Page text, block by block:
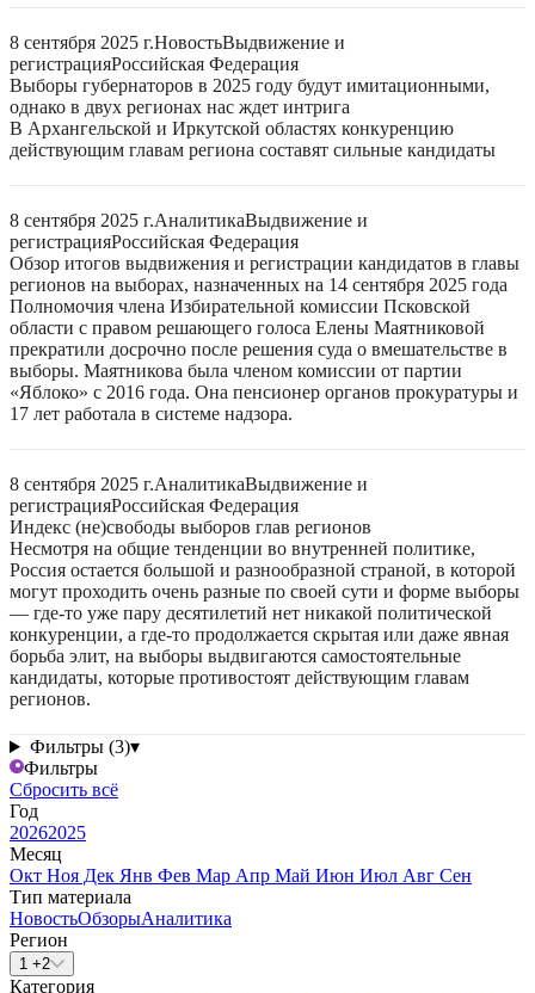
8 сентября 2025 г.НовостьВыдвижение и
регистрацияРоссийская Федерация
Выборы губернаторов в 2025 году будут имитационными,
однако в двух регионах нас ждет интрига
В Архангельской и Иркутской областях конкуренцию
действующим главам региона составят сильные кандидаты
8 сентября 2025 г.АналитикаВыдвижение и
регистрацияРоссийская Федерация
Обзор итогов выдвижения и регистрации кандидатов в главы
регионов на выборах, назначенных на 14 сентября 2025 года
Полномочия члена Избирательной комиссии Псковской
области с правом решающего голоса Елены Маятниковой
прекратили досрочно после решения суда о вмешательстве в
выборы. Маятникова была членом комиссии от партии
«Яблоко» с 2016 года. Она пенсионер органов прокуратуры и
17 лет работала в системе надзора.
8 сентября 2025 г.АналитикаВыдвижение и
регистрацияРоссийская Федерация
Индекс (не)свободы выборов глав регионов
Несмотря на общие тенденции во внутренней политике,
Россия остается большой и разнообразной страной, в которой
могут проходить очень разные по своей сути и форме выборы
— где-то уже пару десятилетий нет никакой политической
конкуренции, а где-то продолжается скрытая или даже явная
борьба элит, на выборы выдвигаются самостоятельные
кандидаты, которые противостоят действующим главам
регионов.
Фильтры (3)▾
Фильтры
Сбросить всё
Год
20262025
Месяц
Окт Ноя Дек Янв Фев Мар Апр Май Июн Июл Авг Сен
Тип материала
НовостьОбзорыАналитика
Регион
1 +2
Категория